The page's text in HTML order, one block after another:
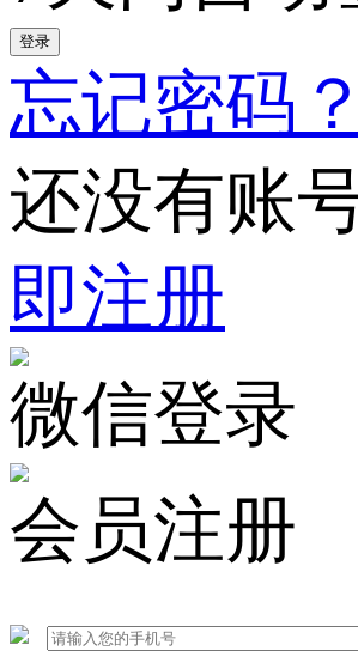
登录
忘记密码？
还没有账
即注册
微信登录
会员注册